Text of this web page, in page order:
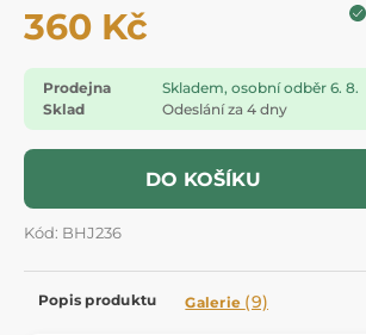
360 Kč
Prodejna
Skladem, osobní odběr 6. 8.
Sklad
Odeslání za 4 dny
DO KOŠÍKU
Kód: BHJ236
Popis produktu Galerie (9)